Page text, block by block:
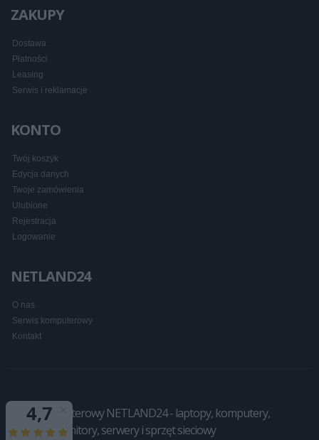
ZAKUPY
Dostawa
Płatności
Leasing
Serwis i reklamacje
KONTO
Twój koszyk
Edycja danych
Twoje zamówienia
Ulubione
Rejestracja
Logowanie
NETLAND24
O nas
Serwis komputerowy
Kontakt
Sklep komputerowy NETLAND24 - laptopy, komputery,
drukarki, monitory, serwery i sprzęt sieciowy